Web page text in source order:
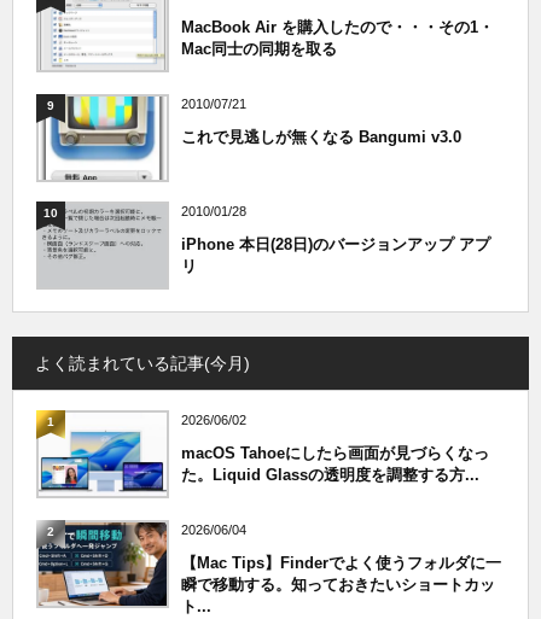
MacBook Air を購入したので・・・その1・
Mac同士の同期を取る
9 2010/07/21
これで見逃しが無くなる Bangumi v3.0
10 2010/01/28
iPhone 本日(28日)のバージョンアップ アプ
リ
よく読まれている記事(今月)
1 2026/06/02
macOS Tahoeにしたら画面が見づらくなっ
た。Liquid Glassの透明度を調整する方...
2 2026/06/04
【Mac Tips】Finderでよく使うフォルダに一
瞬で移動する。知っておきたいショートカッ
ト...